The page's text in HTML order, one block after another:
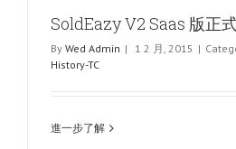
SoldEazy V2 Saas 版正
By Wed Admin | 1 2 月, 2015 |
History-TC
進一步了解